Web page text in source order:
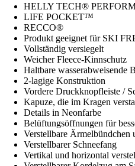
HELLY TECH®
LIFE POCKET™
RECCO®
Produkt geeignet für SKI
Vollständig versiegelt
Weicher Fleece-Kinnschutz
Haltbare wasserabweisende
2-lagige Konstruktion
Vordere Druckknopfleiste /
Kapuze, die im Kragen
Details in Neonfarbe
Belüftungsöffnungen für
Verstellbare Ärmelbündchen
Verstellbarer Schneefang
Vertikal und horizontal